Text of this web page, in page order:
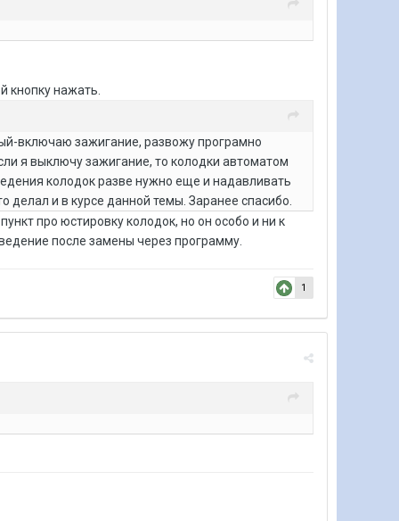
кнопку нажать.
включаю зажигание, развожу програмно
я выключу зажигание, то колодки автоматом
колодок разве нужно еще и надавливать
делал и в курсе данной темы. Заранее спасибо.
про юстировку колодок, но он особо и ни к
после замены через программу.
1